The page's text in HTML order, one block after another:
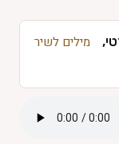
מילים לשיר